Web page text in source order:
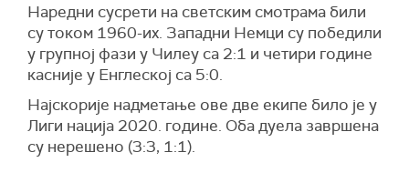
Наредни сусрети на светским смотрама били
су током 1960-их. Западни Немци су победили
у групној фази у Чилеу са 2:1 и четири године
касније у Енглеској са 5:0.
Најскорије надметање ове две екипе било је у
Лиги нација 2020. године. Оба дуела завршена
су нерешено (3:3, 1:1).